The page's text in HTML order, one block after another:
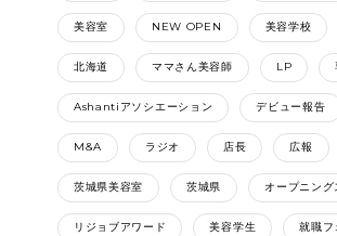
美容室 NEW OPEN 美容学校
北海道 ママさん美容師 LP
Ashantiアソシエーション デビュー報告
M&A ラジオ 店長 広報
茨城県美容室 茨城県 オープニング
リジョブアワード 美容学生 就職フ